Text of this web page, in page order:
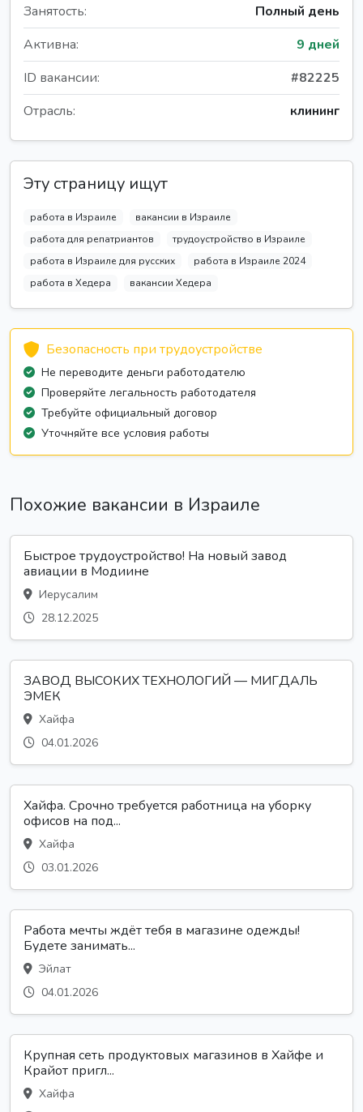
Занятость:
Полный день
Активна:
9 дней
ID вакансии:
#82225
Отрасль:
клининг
Эту страницу ищут
работа в Израиле
вакансии в Израиле
работа для репатриантов
трудоустройство в Израиле
работа в Израиле для русских
работа в Израиле 2024
работа в Хедера
вакансии Хедера
Безопасность при трудоустройстве
Не переводите деньги работодателю
Проверяйте легальность работодателя
Требуйте официальный договор
Уточняйте все условия работы
Похожие вакансии в Израиле
Быстрое трудоустройство! На новый завод
авиации в Модиине
Иерусалим
28.12.2025
ЗАВОД ВЫСОКИХ ТЕХНОЛОГИЙ — МИГДАЛЬ
ЭМЕК
Хайфа
04.01.2026
Хайфа. Срочно требуется работница на уборку
офисов на под...
Хайфа
03.01.2026
Работа мечты ждёт тебя в магазине одежды!
Будете занимать...
Эйлат
04.01.2026
Крупная сеть продуктовых магазинов в Хайфе и
Крайот пригл...
Хайфа